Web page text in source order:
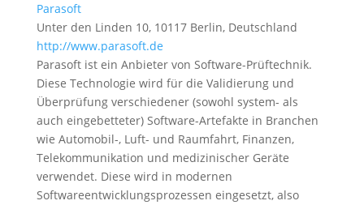
Parasoft
Unter den Linden 10, 10117 Berlin, Deutschland
http://www.parasoft.de
Parasoft ist ein Anbieter von Software-Prüftechnik.
Diese Technologie wird für die Validierung und
Überprüfung verschiedener (sowohl system- als
auch eingebetteter) Software-Artefakte in Branchen
wie Automobil-, Luft- und Raumfahrt, Finanzen,
Telekommunikation und medizinischer Geräte
verwendet. Diese wird in modernen
Softwareentwicklungsprozessen eingesetzt, also